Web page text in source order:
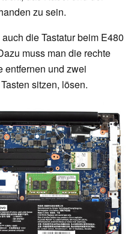
zu sein.
die Tastatur beim E480
muss man die rechte
entfernen und zwei
sitzen, lösen.